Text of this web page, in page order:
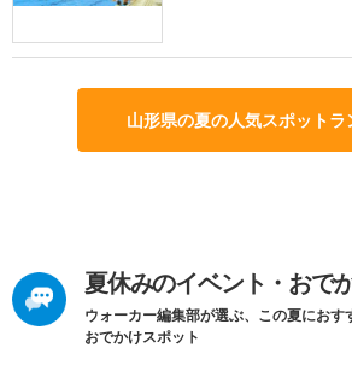
山形県の夏の人気スポットラ
夏休みのイベント・おで
ウォーカー編集部が選ぶ、この夏におす
おでかけスポット